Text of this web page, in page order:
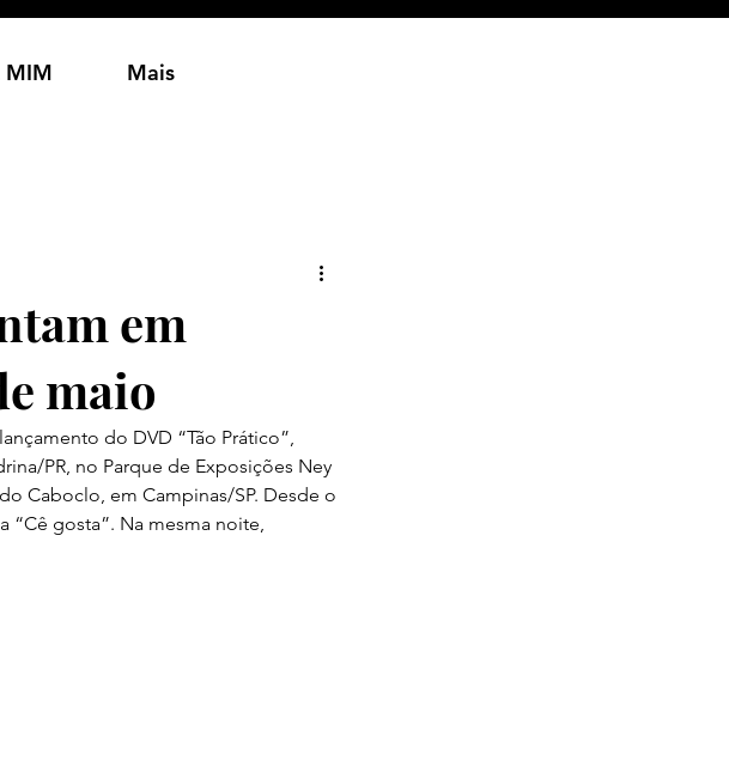
MIM Mais
em
maio
do DVD “Tão Prático”,
PR, no Parque de Exposições Ney
Caboclo, em Campinas/SP. Desde o
“Cê gosta”. Na mesma noite,